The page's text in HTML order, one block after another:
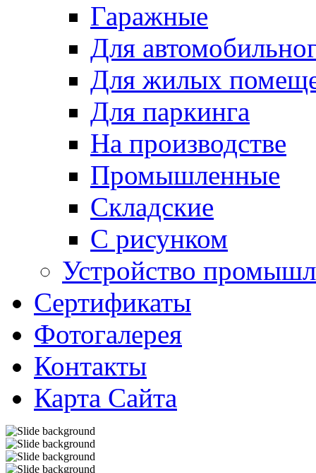
Гаражные
Для
Для жилых
Для паркинга
На производстве
Промышленные
Складские
С рисунком
Устройство
Сертификаты
Фотогалерея
Контакты
Карта Сайта